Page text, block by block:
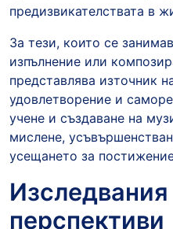
предизвикателствата в
За тези, които се
изпълнение или
представлява източник
удовлетворение и
учене и създаване на
мислене,
усещането за
перспективи